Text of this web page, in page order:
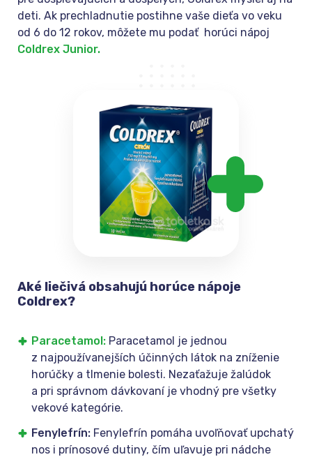
deti. Ak prechladnutie postihne vaše dieťa vo veku
od 6 do 12 rokov, môžete mu podať horúci nápoj
Coldrex Junior.
Aké liečivá obsahujú horúce nápoje
Coldrex?
Paracetamol: Paracetamol je jednou
z najpoužívanejších účinných látok na zníženie
horúčky a tlmenie bolesti. Nezaťažuje žalúdok
a pri správnom dávkovaní je vhodný pre všetky
vekové kategórie.
Fenylefrín: Fenylefrín pomáha uvoľňovať upchatý
nos i prínosové dutiny, čím uľavuje pri nádche